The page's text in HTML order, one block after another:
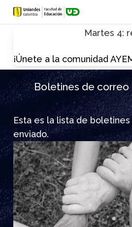
Skip
Martes 4:
¡Únete a la comunidad
Boletines de
Esta es la lista de boletines
enviado.